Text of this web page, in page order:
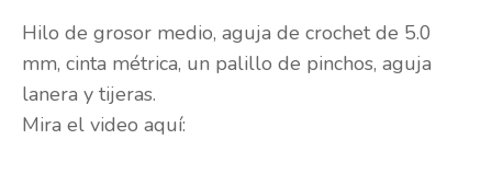
Hilo de grosor medio, aguja de crochet de 5.0
mm, cinta métrica, un palillo de pinchos, aguja
lanera y tijeras.
Mira el video aquí: